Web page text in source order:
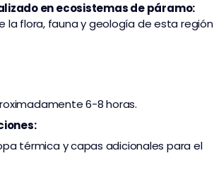
en ecosistemas de páramo:
la flora, fauna y geología de esta región
6-8 horas.
térmica y capas adicionales para el